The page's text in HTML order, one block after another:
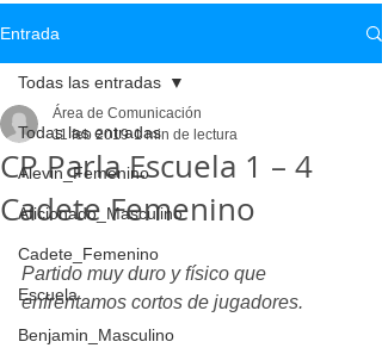
Entrada
Todas las entradas
Alevin_Femenino
Aficionado_Masculino
Cadete_Femenino
Escuela
Benjamin_Masculino
Todas las entradas
CP Parla Escuela 1 – 4
Cadete Femenino
Área de Comunicación
11 feb 2019 1 min de lectura
Partido muy duro y físico que
enfrentamos cortos de jugadores.